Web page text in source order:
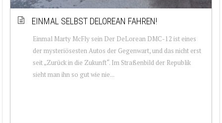
EINMAL SELBST DELOREAN FAHREN!
Einmal Marty McFly sein Der DeLorean DMC-12 ist eines
der mysteriösesten Autos der Gegenwart, und das nicht erst
seit „Zurück in die Zukunft“. Im Straßenbild der Republik
sieht man ihn so gut wie nie...